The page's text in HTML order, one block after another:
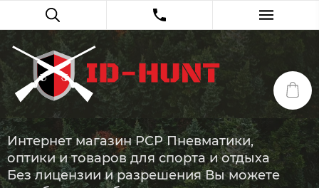
Интернет магазин PCP Пневматики,
оптики и товаров для спорта и отдыха
Без лицензии и разрешения Вы можете